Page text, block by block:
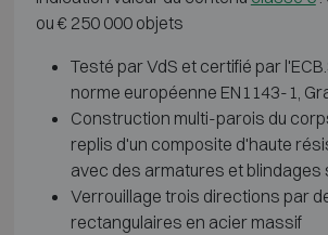
ou € 250 000 objets
Testé par VdS et certifié par
norme européenne EN1143-1,
Construction multi-parois du
replis d'un composite d'haute
avec des armatures et blindages
Verrouillage trois directions par
rectangulaires en acier massif